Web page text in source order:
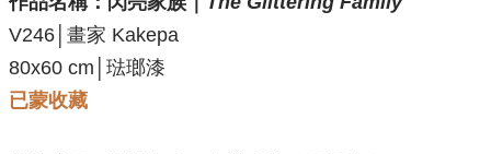
V246│畫家 Kakepa
80x60 cm│琺瑯漆
已蒙收藏